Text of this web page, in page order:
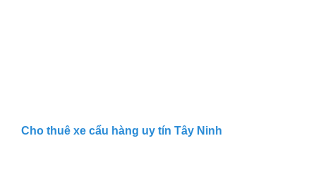
Cho thuê xe cẩu hàng uy tín Tây Ninh